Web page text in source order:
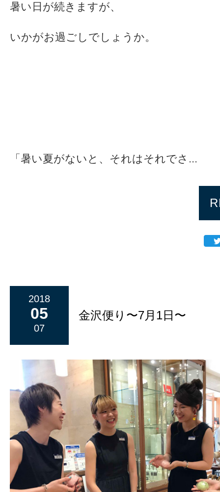
暑い日が続きますが、
いかがお過ごしでしょうか。
「暑い夏がないと、それはそれでさ...
2018
05
07
金沢便り〜7月1日〜